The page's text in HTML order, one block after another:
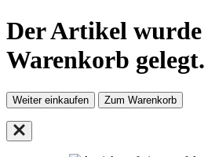
Der Artikel wurde
Warenkorb gelegt.
Weiter einkaufen Zum Warenkorb